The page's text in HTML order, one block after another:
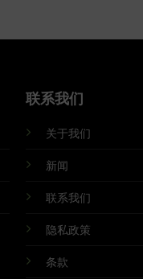
联系我们
关于我们
新闻
联系我们
隐私政策
条款